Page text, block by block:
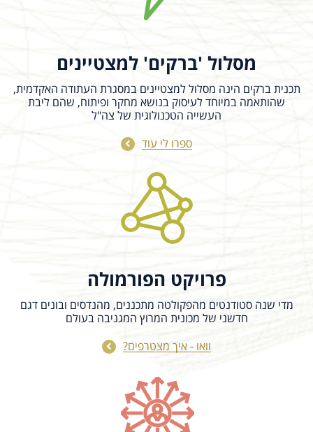
Bursting bubbles at contaminated air–
microorganisms, microplastics, and other
suspended contaminants. However, how
dispersed oil droplets...
מסלול 'ברקים' למצטיינים
תכנית ברקים הינה מסלול למצטיינים במסגרת העתודה האקדמית,
שהותאמה במיוחד לעיסוק בנושא מחקר ופיתוח, שהם ליבת
העשייה הטכנולוגית של צה"ל
ספרו לי עוד
פרויקט הפורמולה
מדי שנה סטודנטים מהפקולטה מתכננים, מהנדסים ובונים דגם
חדשני של מכונית המרוץ המגניבה בעולם
וואו - איך מצטרפים?